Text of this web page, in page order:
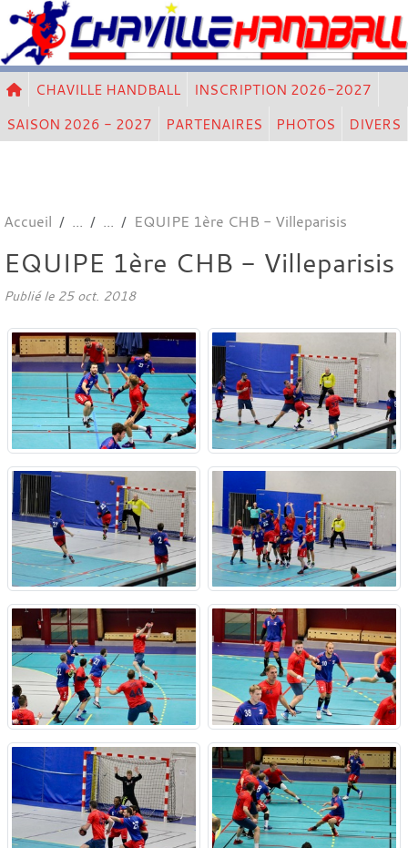
CHAVILLE HANDBALL
INSCRIPTION 2026-2027
SAISON 2026 - 2027
PARTENAIRES PHOTOS DIVERS
Accueil EQUIPE 1ère CHB - Villeparisis
EQUIPE 1ère CHB - Villeparisis
Publié le 25 oct. 2018
Panneau de gestion des cookies